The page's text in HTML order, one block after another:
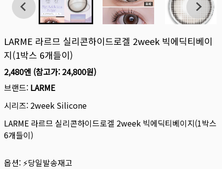
LARME 라르므 실리콘하이드로겔 2week 빅에딕티베이
지(1박스 6개들이)
2,480엔 (참고가: 24,800원)
브랜드: LARME
시리즈: 2week Silicone
LARME 라르므 실리콘하이드로겔 2week 빅에딕티베이지(1박스
6개들이)
옵션: ⚡당일발송재고